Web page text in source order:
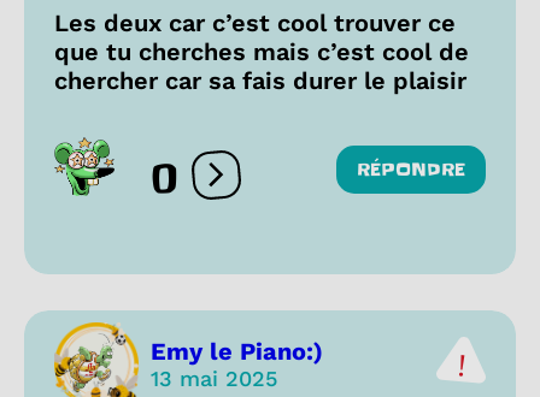
Les deux car c’est cool trouver ce
que tu cherches mais c’est cool de
chercher car sa fais durer le plaisir
0 Ouvrir les réactions
RÉPONDRE
Emy le Piano:)
13 mai 2025